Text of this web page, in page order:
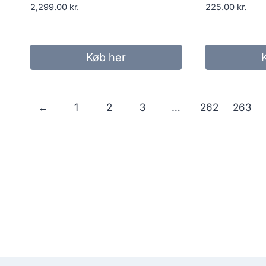
2,299.00 kr.
Køb her
225.00 kr.
← 1 2 3 … 262 263